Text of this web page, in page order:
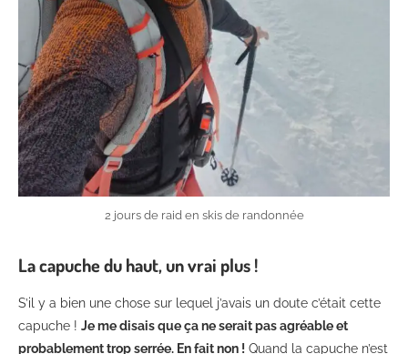
2 jours de raid en skis de randonnée
La capuche du haut, un vrai plus !
S’il y a bien une chose sur lequel j’avais un doute c’était cette
capuche ! Je me disais que ça ne serait pas agréable et
probablement trop serrée. En fait non ! Quand la capuche n’est